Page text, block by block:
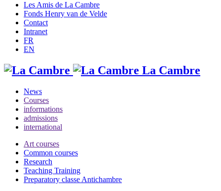
Les Amis de La Cambre
Fonds Henry van de Velde
Contact
Intranet
FR
EN
La Cambre
News
Courses
informations
admissions
international
Art courses
Common courses
Research
Teaching Training
Preparatory classe Antichambre